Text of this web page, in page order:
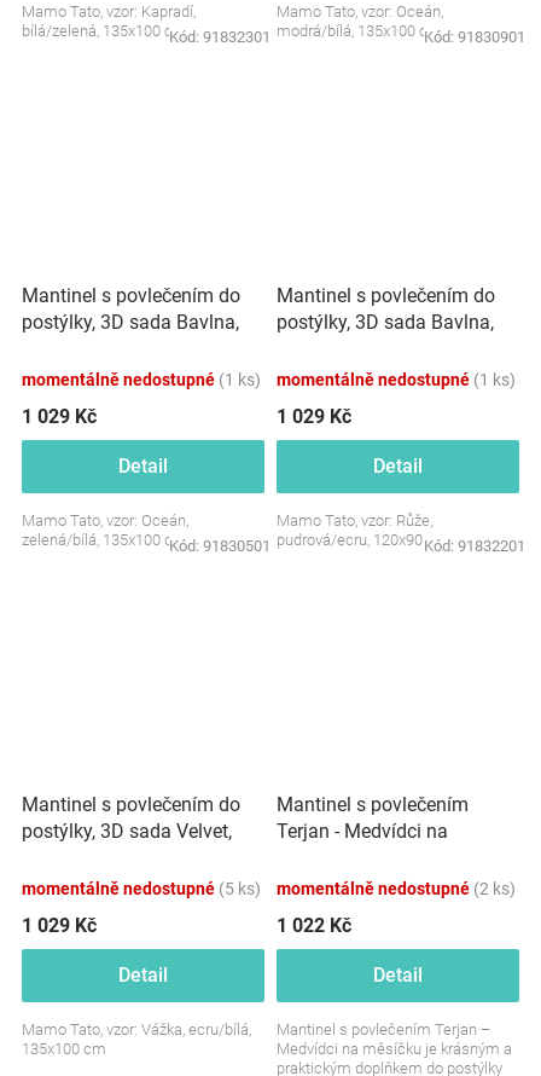
Mamo Tato, vzor: Kapradí,
bílá/zelená, 135x100 cmKód: 91832301
Mamo Tato, vzor: Oceán,
modrá/bílá, 135x100 cmKód: 91830901
Mantinel s povlečením do
postýlky, 3D sada Bavlna,
cm
momentálně nedostupné (1 ks)
1 029 Kč
Detail
Mamo Tato, vzor: Oceán,
zelená/bílá, 135x100 cmKód: 91830501
Mantinel s povlečením do
postýlky, 3D sada Bavlna,
momentálně nedostupné (1 ks)
1 029 Kč
Detail
Mamo Tato, vzor: Růže,
pudrová/ecru, 120x90 cm
Kód: 91832201
Mantinel s povlečením do
postýlky, 3D sada Velvet,
cm
momentálně nedostupné (5 ks)
1 029 Kč
Detail
Mamo Tato, vzor: Vážka, ecru/bílá,
135x100 cm
Mantinel s povlečením
Terjan - Medvídci na
momentálně nedostupné (2 ks)
1 022 Kč
Detail
Mantinel s povlečením Terjan –
Medvídci na měsíčku je krásným a
praktickým doplňkem do postýlky